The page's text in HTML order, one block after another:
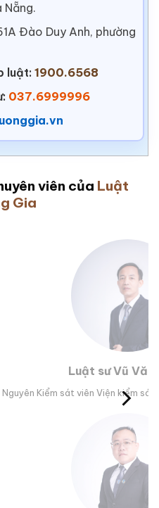
Nẵng.
Đào Duy Anh, phường
luật: 1900.6568
037.6999996
viên của Luật
Gia
sát nhân dân tỉnh Phú Yên.